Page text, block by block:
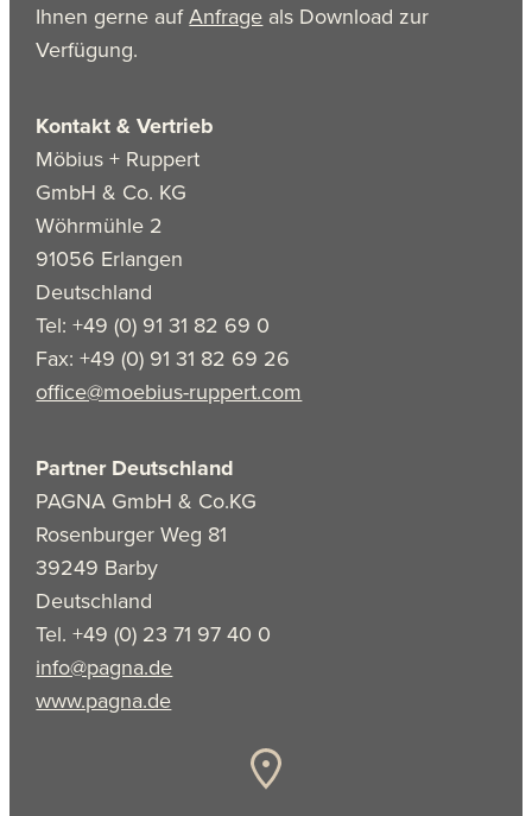
Ihnen gerne aufAnfrage als Download zur
Verfügung.
Kontakt & Vertrieb
Möbius + Ruppert
GmbH & Co. KG
Wöhrmühle 2
91056 Erlangen
Deutschland
Tel: +49 (0) 91 31 82 69 0
Fax: +49 (0) 91 31 82 69 26
office@moebius-ruppert.com
Partner Deutschland
PAGNA GmbH & Co.KG
Rosenburger Weg 81
39249 Barby
Deutschland
Tel. +49 (0) 23 71 97 40 0
info@pagna.de
www.pagna.de